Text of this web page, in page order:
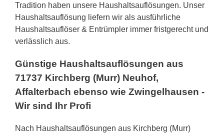
Tradition haben unsere Haushaltsauflösungen. Unser
Haushaltsauflösung liefern wir als ausführliche
Haushaltsauflöser & Entrümpler immer fristgerecht und
verlässlich aus.
Günstige Haushaltsauflösungen aus
71737 Kirchberg (Murr) Neuhof,
Affalterbach ebenso wie Zwingelhausen -
Wir sind Ihr Profi
Nach Haushaltsauflösungen aus Kirchberg (Murr)